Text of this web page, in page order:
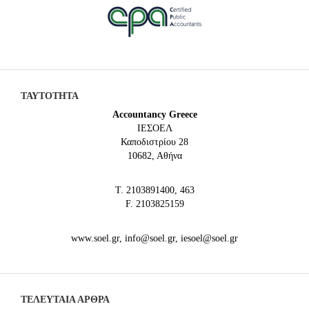
ΤΑΥΤΟΤΗΤΑ
Accountancy Greece
IEΣΟΕΛ
Καποδιστρίου 28
10682, Αθήνα
Τ. 2103891400, 463
F. 2103825159
www.soel.gr, info@soel.gr, iesoel@soel.gr
ΤΕΛΕΥΤΑΙΑ ΆΡΘΡΑ